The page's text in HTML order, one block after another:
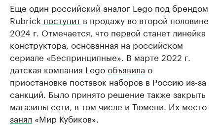
Еще один российский аналог Lego под брендом
Rubrick поступит в продажу во второй половине
2024 г. Отмечается, что первой станет линейка
конструктора, основанная на российском
сериале «Беспринципные». В марте 2022 г.
датская компания Legoобъявила о
приостановке поставок наборов в Россию из-за
санкций. Было принято решение также закрыть
магазины сети, в том числе и Тюмени. Их место
занял «Мир Кубиков».